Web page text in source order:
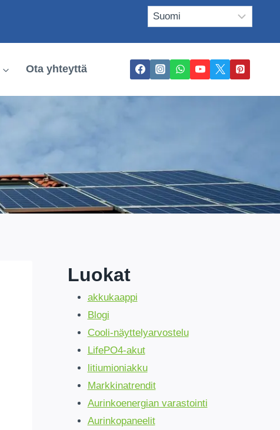
Ota yhteyttä
Luokat
akkukaappi
Blogi
Cooli-näyttelyarvostelu
LifePO4-akut
litiumioniakku
Markkinatrendit
Aurinkoenergian varastointi
Aurinkopaneelit